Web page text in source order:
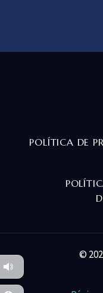
POLÍTICA DE
©